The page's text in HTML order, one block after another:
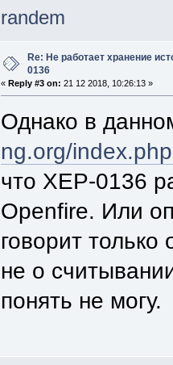
randem
Re: Не работает хранение
0136
«Reply #3 on: 21 12 2018, 10:26:13 »
Однако в
ng.org/
что XEP-0136
Openfire. Или
говорит
не о
понять не могу.